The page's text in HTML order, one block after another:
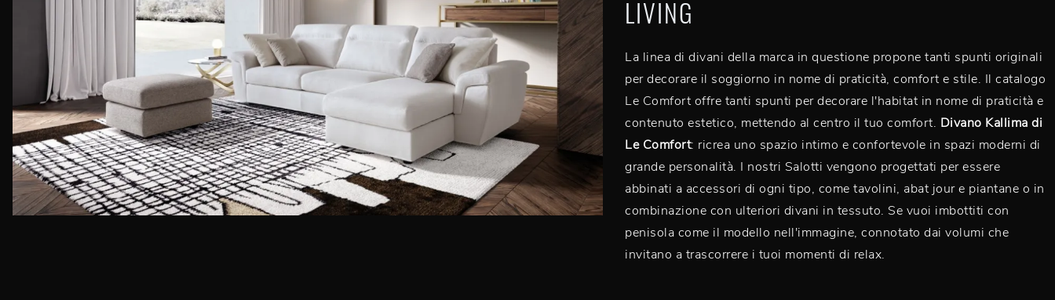
LIVING
La linea di divani della marca in questione propone tanti spunti originali
per decorare il soggiorno in nome di praticità, comfort e stile. Il catalogo
Le Comfort offre tanti spunti per decorare l'habitat in nome di praticità e
contenuto estetico, mettendo al centro il tuo comfort. Divano Kallima di
Le Comfort: ricrea uno spazio intimo e confortevole in spazi moderni di
grande personalità. I nostri Salotti vengono progettati per essere
abbinati a accessori di ogni tipo, come tavolini, abat jour e piantane o in
combinazione con ulteriori divani in tessuto. Se vuoi imbottiti con
penisola come il modello nell'immagine, connotato dai volumi che
invitano a trascorrere i tuoi momenti di relax.